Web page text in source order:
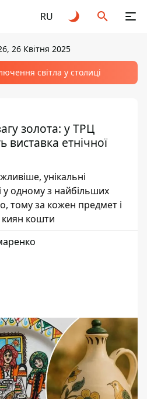
RU
26 Квітня 2025
світла у столиці
золота: у ТРЦ
етнічної
унікальні
у одному з найбільших
тому за кожен предмет і
киян кошти